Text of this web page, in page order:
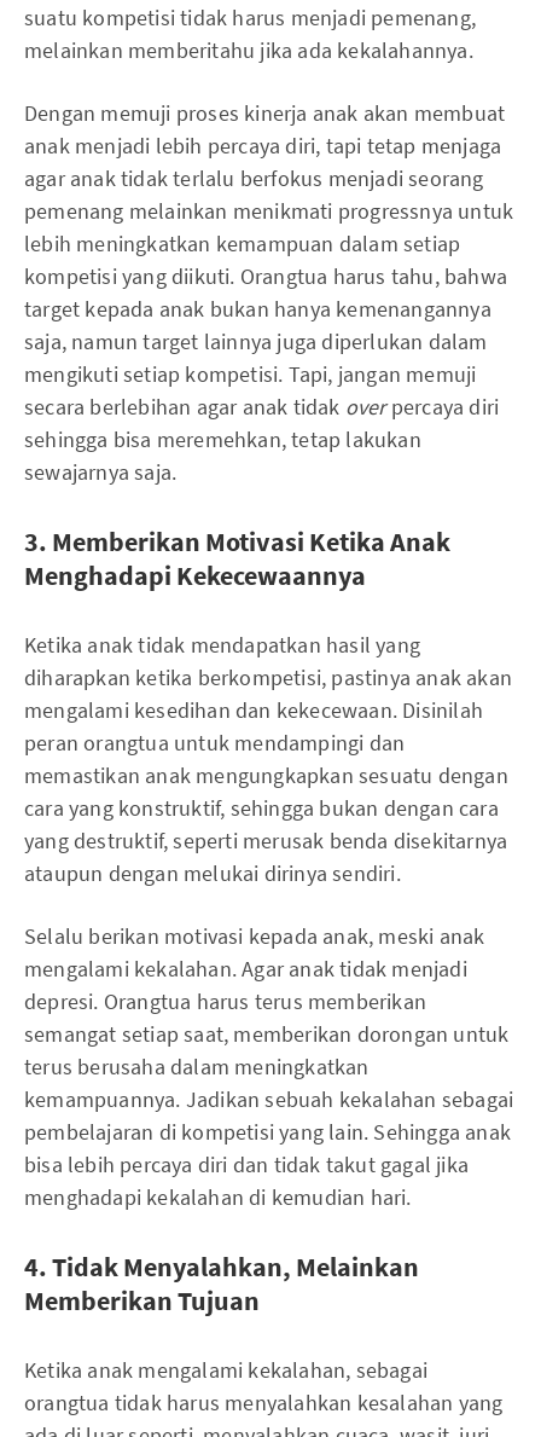
suatu kompetisi tidak harus menjadi pemenang,
melainkan memberitahu jika ada kekalahannya.
Dengan memuji proses kinerja anak akan membuat
anak menjadi lebih percaya diri, tapi tetap menjaga
agar anak tidak terlalu berfokus menjadi seorang
pemenang melainkan menikmati progressnya untuk
lebih meningkatkan kemampuan dalam setiap
kompetisi yang diikuti. Orangtua harus tahu, bahwa
target kepada anak bukan hanya kemenangannya
saja, namun target lainnya juga diperlukan dalam
mengikuti setiap kompetisi. Tapi, jangan memuji
secara berlebihan agar anak tidak overpercaya diri
sehingga bisa meremehkan, tetap lakukan
sewajarnya saja.
3. Memberikan Motivasi Ketika Anak
Menghadapi Kekecewaannya
Ketika anak tidak mendapatkan hasil yang
diharapkan ketika berkompetisi, pastinya anak akan
mengalami kesedihan dan kekecewaan. Disinilah
peran orangtua untuk mendampingi dan
memastikan anak mengungkapkan sesuatu dengan
cara yang konstruktif, sehingga bukan dengan cara
yang destruktif, seperti merusak benda disekitarnya
ataupun dengan melukai dirinya sendiri.
Selalu berikan motivasi kepada anak, meski anak
mengalami kekalahan. Agar anak tidak menjadi
depresi. Orangtua harus terus memberikan
semangat setiap saat, memberikan dorongan untuk
terus berusaha dalam meningkatkan
kemampuannya. Jadikan sebuah kekalahan sebagai
pembelajaran di kompetisi yang lain. Sehingga anak
bisa lebih percaya diri dan tidak takut gagal jika
menghadapi kekalahan di kemudian hari.
4. Tidak Menyalahkan, Melainkan
Memberikan Tujuan
Ketika anak mengalami kekalahan, sebagai
orangtua tidak harus menyalahkan kesalahan yang